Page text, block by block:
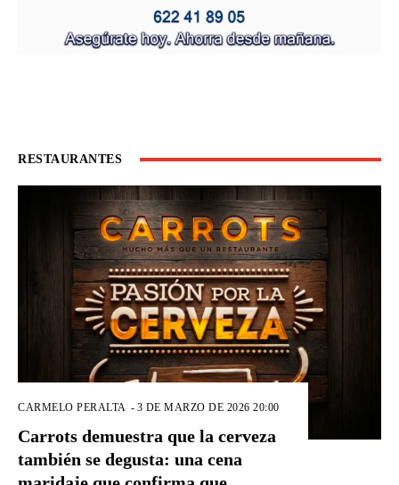
RESTAURANTES
CARMELO PERALTA - 3 DE MARZO DE 2026 20:00
Carrots demuestra que la cerveza
también se degusta: una cena